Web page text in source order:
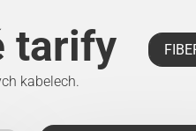
tarify
kabelech.